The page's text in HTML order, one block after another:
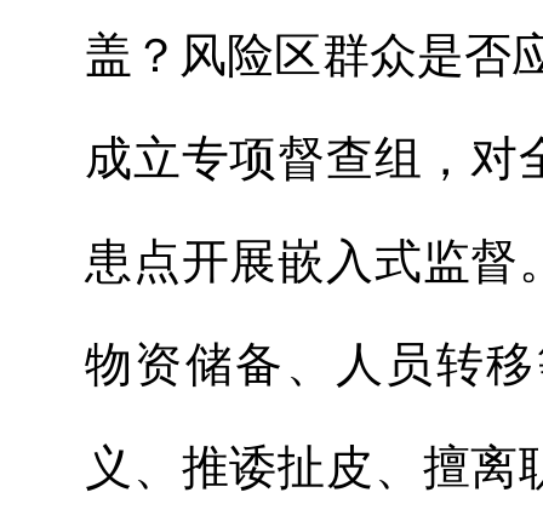
盖？风险区群众是否
成立专项督查组，对
患点开展嵌入式监督
物资储备、人员转
义、推诿扯皮、擅